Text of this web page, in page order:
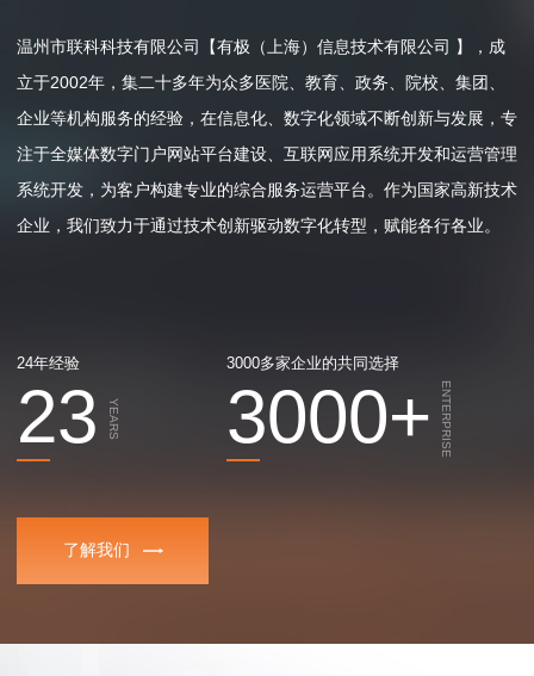
温州市联科科技有限公司【有极（上海）信息技术有限公司 】，成
立于2002年，集二十多年为众多医院、教育、政务、院校、集团、
企业等机构服务的经验，在信息化、数字化领域不断创新与发展，专
注于全媒体数字门户网站平台建设、互联网应用系统开发和运营管理
系统开发，为客户构建专业的综合服务运营平台。作为国家高新技术
企业，我们致力于通过技术创新驱动数字化转型，赋能各行各业。
24年经验
23
3000多家企业的共同选择
3000+
了解我们